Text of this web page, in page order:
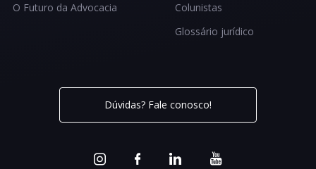
O Futuro da Advocacia
Colunistas
Glossário jurídico
Dúvidas? Fale conosco!